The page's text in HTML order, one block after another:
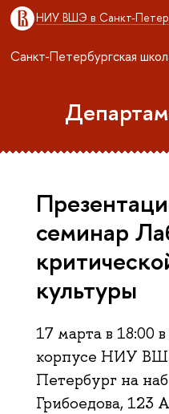
НИУ ВШЭ в Санкт-
Санкт-Петербургская
семинар
культуры
17 марта в 18:00
корпусе НИУ
Петербург на
Грибоедова, 123